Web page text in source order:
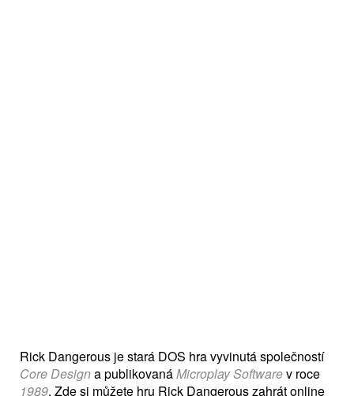
Rick Dangerous je stará DOS hra vyvinutá společností
Core Designa publikovanáMicroplay Softwarev roce
1989. Zde si můžete hru Rick Dangerous zahrát online